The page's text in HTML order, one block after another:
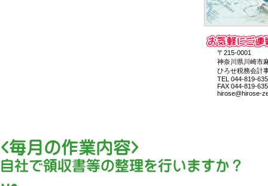
〒215-0001
神奈川県川崎市麻
ひろせ税務会計
TEL 044-819-
FAX 044-819-
hirose@hirose-